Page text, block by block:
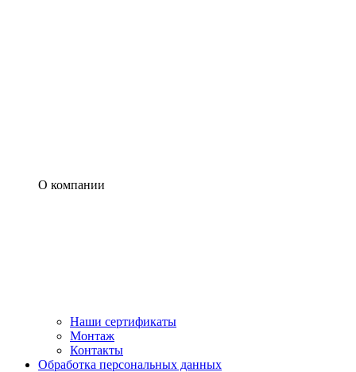
О компании
Наши сертификаты
Монтаж
Контакты
Обработка персональных данных